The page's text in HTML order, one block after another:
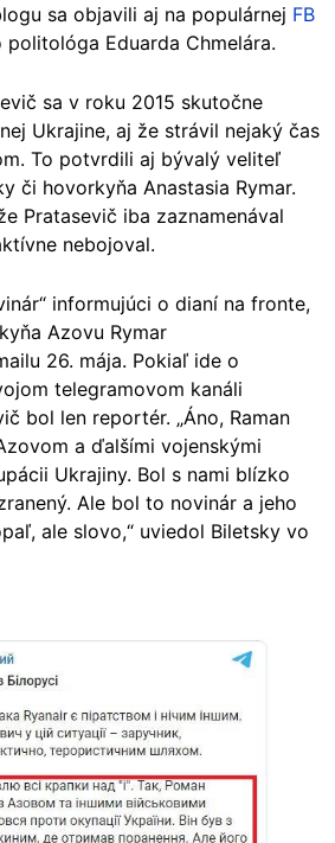
sa objavili aj na populárnej FB
politológa Eduarda Chmelára.
sa v roku 2015 skutočne
Ukrajine, aj že strávil nejaký čas
To potvrdili aj bývalý veliteľ
či hovorkyňa Anastasia Rymar.
Pratasevič iba zaznamenával
nebojoval.
informujúci o dianí na fronte,
Azovu Rymar
26. mája. Pokiaľ ide o
telegramovom kanáli
bol len reportér. „Áno, Raman
a ďalšími vojenskými
Ukrajiny. Bol s nami blízko
Ale bol to novinár a jeho
ale slovo,“ uviedol Biletsky vo